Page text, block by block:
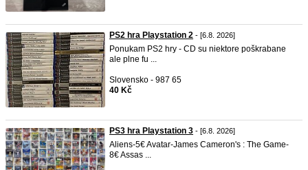
PS2 hra Playstation 2 - [6.8. 2026]
Ponukam PS2 hry - CD su niektore poškrabane
ale plne fu ...
Slovensko - 987 65
40 Kč
PS3 hra Playstation 3 - [6.8. 2026]
Aliens-5€ Avatar-James Cameron's : The Game-
8€ Assas ...